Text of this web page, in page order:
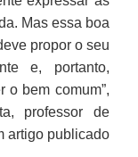
Mas essa boa
propor o seu
e, portanto,
o bem comum”,
professor de
artigo publicado